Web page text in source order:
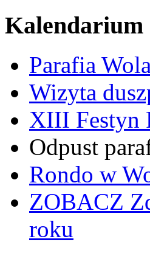
Kalendarium
Parafia
Wizyta
XIII Festyn
Odpust
Rondo w
ZOBACZ
roku